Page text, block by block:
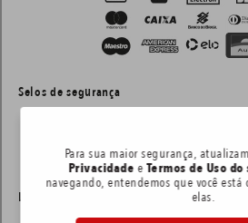
Para sua maior segurança,
Privacidade eTermos de Uso
navegando, entendemos que você está
elas.
Selos de segurança
Layout e desenvolvimento: